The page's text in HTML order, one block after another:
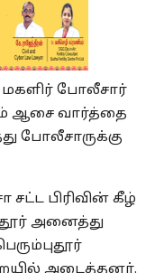
மகளிர் போலீசார்
ஆசை வார்த்தை
போலீசாருக்கு
சட்ட பிரிவின் கீழ்
அனைத்து